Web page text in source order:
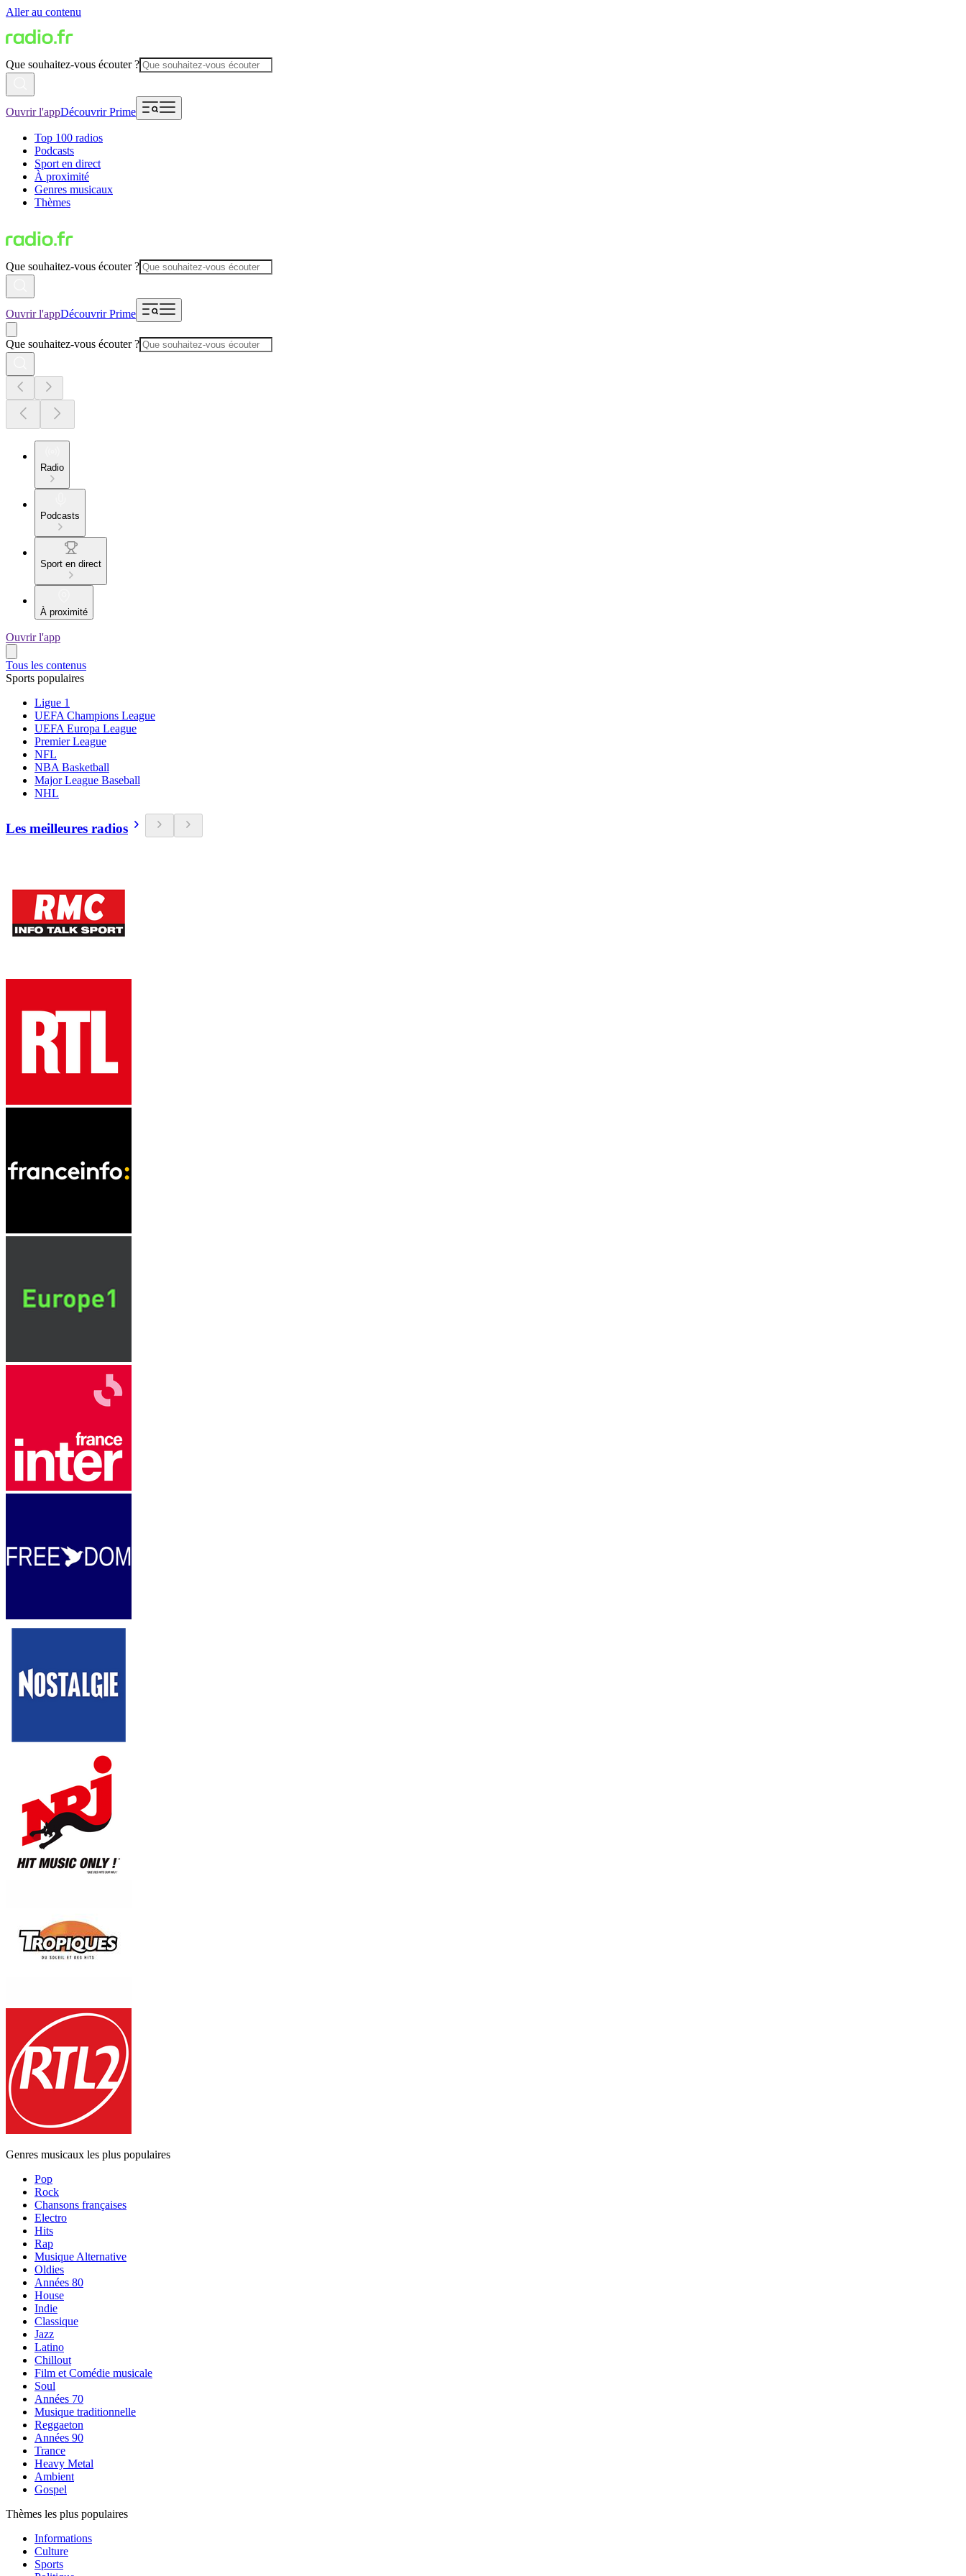
Aller au contenu
Que souhaitez-vous écouter ?
Ouvrir l'appDécouvrir Prime
Top 100 radios
Podcasts
Sport en direct
À proximité
Genres musicaux
Thèmes
Que souhaitez-vous écouter ?
Ouvrir l'appDécouvrir Prime
Que souhaitez-vous écouter ?
Radio
Podcasts
Sport en direct
À proximité
Ouvrir l'app
Tous les contenus
Sports populaires
Ligue 1
UEFA Champions League
UEFA Europa League
Premier League
NFL
NBA Basketball
Major League Baseball
NHL
Les meilleures radios
Genres musicaux les plus populaires
Pop
Rock
Chansons françaises
Electro
Hits
Rap
Musique Alternative
Oldies
Années 80
House
Indie
Classique
Jazz
Latino
Chillout
Film et Comédie musicale
Soul
Années 70
Musique traditionnelle
Reggaeton
Années 90
Trance
Heavy Metal
Ambient
Gospel
Thèmes les plus populaires
Informations
Culture
Sports